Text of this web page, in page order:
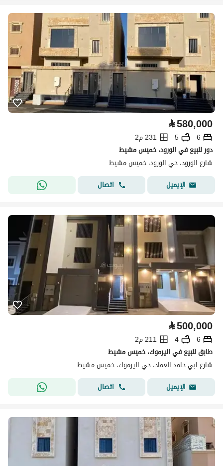
⃁580,000
6
5
231 م2
دور للبيع في الورود، خميس مشيط
شارع الورود، حي الورود، خميس مشيط
الإيميل
اتصال
⃁500,000
6
4
211 م2
طابق للبيع في اليرموك، خميس مشيط
شارع ابي حامد العماد، حي اليرموك، خميس مشيط
الإيميل
اتصال